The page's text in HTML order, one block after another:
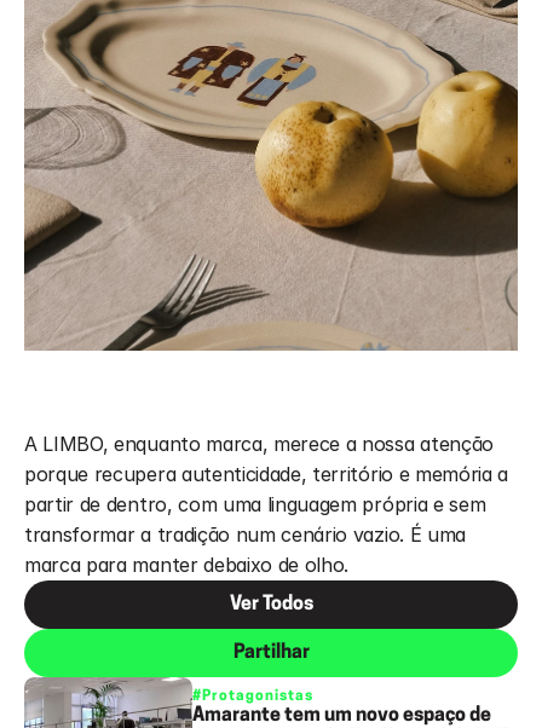
A LIMBO, enquanto marca, merece a nossa atenção
porque recupera autenticidade, território e memória a
partir de dentro, com uma linguagem própria e sem
transformar a tradição num cenário vazio. É uma
marca para manter debaixo de olho.
Ver Todos
Partilhar
#Protagonistas
Amarante tem um novo espaço de